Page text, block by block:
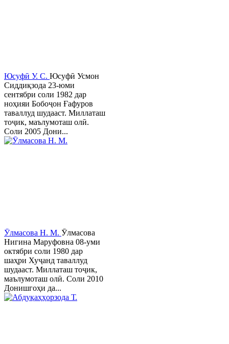
Юсуфӣ У. C. Юсуфӣ Усмон
Сиддиқзода 23-юми
сентябри соли 1982 дар
ноҳияи Бобоҷон Ғафуров
таваллуд шудааст. Миллаташ
тоҷик, маълумоташ олӣ.
Соли 2005 Дони...
Ӯлмасова Н. М. Ӯлмасова
Нигина Маруфовна 08-уми
октябри соли 1980 дар
шаҳри Хуҷанд таваллуд
шудааст. Миллаташ тоҷик,
маълумоташ олӣ. Соли 2010
Донишгоҳи да...